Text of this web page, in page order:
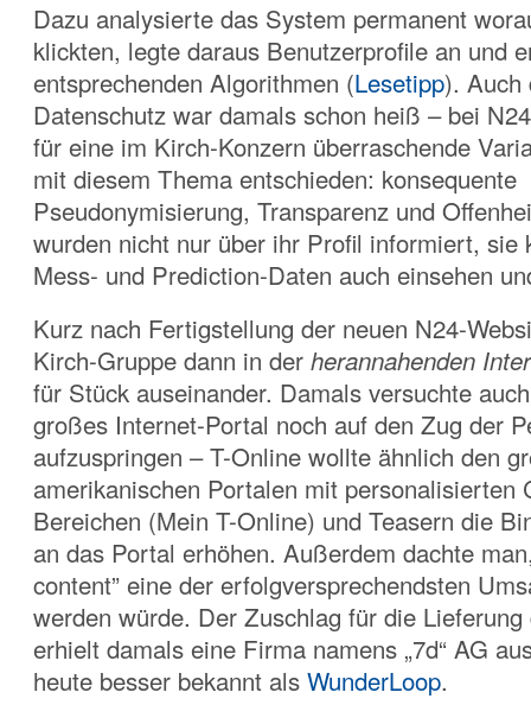
Dazu analysierte das System permanent
klickten, legte daraus Benutzerprofile an und
entsprechenden Algorithmen (Lesetipp). Auch
Datenschutz war damals schon heiß – bei
für eine im Kirch-Konzern überraschende
mit diesem Thema entschieden: konsequente
Pseudonymisierung, Transparenz und
wurden nicht nur über ihr Profil informiert, sie
Mess- und Prediction-Daten auch einsehen
Kurz nach Fertigstellung der neuen N24-
Kirch-Gruppe dann in der herannahenden
für Stück auseinander. Damals versuchte
großes Internet-Portal noch auf den Zug der
aufzuspringen – T-Online wollte ähnlich den
amerikanischen Portalen mit personalisierten
Bereichen (Mein T-Online) und Teasern die
an das Portal erhöhen. Außerdem dachte
content” eine der erfolgversprechendsten
werden würde. Der Zuschlag für die Lieferung
erhielt damals eine Firma namens „7d“ AG
heute besser bekannt als WunderLoop.